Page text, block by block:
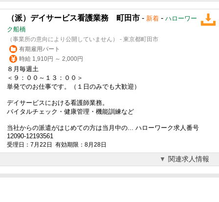
（派）デイサービス看護業務 町田市 - 新着 - ハローワー
ク船橋
（事業所の意向により公開していません） - 東京都町田市
有期雇用パート
時給 1,910円 ～ 2,000円
８月毎週土
＜９：００～１３：００＞
単発でのお仕事です。（１日のみでも大歓迎）
デイサービスにおける看護師業務。
バイタルチェック・健康管理・機能訓練など
当社からの派遣がはじめての方は当月中の... ハローワーク求人番号
12090-12193561
受理日：7月22日 有効期限：8月28日
関連求人情報